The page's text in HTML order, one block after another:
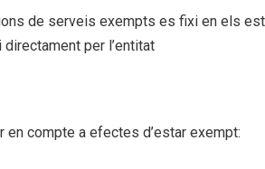
de serveis exempts es fixi en els
per l’entitat
en compte a efectes d’estar exempt: